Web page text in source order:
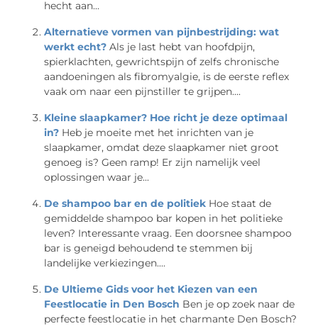
hecht aan...
Alternatieve vormen van pijnbestrijding: wat
werkt echt? Als je last hebt van hoofdpijn,
spierklachten, gewrichtspijn of zelfs chronische
aandoeningen als fibromyalgie, is de eerste reflex
vaak om naar een pijnstiller te grijpen....
Kleine slaapkamer? Hoe richt je deze optimaal
in? Heb je moeite met het inrichten van je
slaapkamer, omdat deze slaapkamer niet groot
genoeg is? Geen ramp! Er zijn namelijk veel
oplossingen waar je...
De shampoo bar en de politiek Hoe staat de
gemiddelde shampoo bar kopen in het politieke
leven? Interessante vraag. Een doorsnee shampoo
bar is geneigd behoudend te stemmen bij
landelijke verkiezingen....
De Ultieme Gids voor het Kiezen van een
Feestlocatie in Den Bosch Ben je op zoek naar de
perfecte feestlocatie in het charmante Den Bosch?